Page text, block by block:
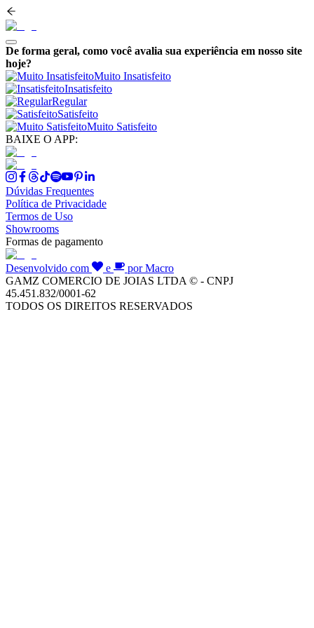
De forma geral, como você avalia sua experiência em nosso site
hoje?
Muito Insatisfeito
Insatisfeito
Regular
Satisfeito
Muito Satisfeito
BAIXE O APP:
Dúvidas Frequentes
Política de Privacidade
Termos de Uso
Showrooms
Formas de pagamento
Desenvolvido com e
por Macro
GAMZ COMERCIO DE JOIAS LTDA © - CNPJ
45.451.832/0001-62
TODOS OS DIREITOS RESERVADOS